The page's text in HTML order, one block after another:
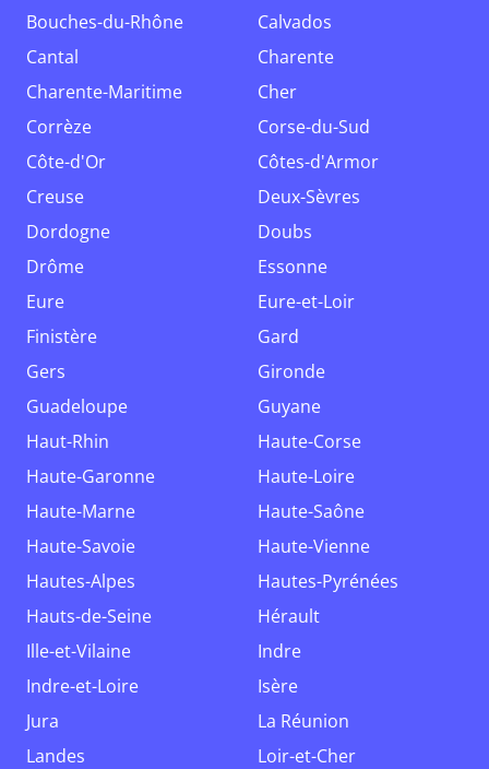
Bouches-du-Rhône
Calvados
Cantal
Charente
Charente-Maritime
Cher
Corrèze
Corse-du-Sud
Côte-d'Or
Côtes-d'Armor
Creuse
Deux-Sèvres
Dordogne
Doubs
Drôme
Essonne
Eure
Eure-et-Loir
Finistère
Gard
Gers
Gironde
Guadeloupe
Guyane
Haut-Rhin
Haute-Corse
Haute-Garonne
Haute-Loire
Haute-Marne
Haute-Saône
Haute-Savoie
Haute-Vienne
Hautes-Alpes
Hautes-Pyrénées
Hauts-de-Seine
Hérault
Ille-et-Vilaine
Indre
Indre-et-Loire
Isère
Jura
La Réunion
Landes
Loir-et-Cher